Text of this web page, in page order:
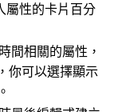
屬性的卡片百分
間相關的屬性，
，你可以選擇顯示